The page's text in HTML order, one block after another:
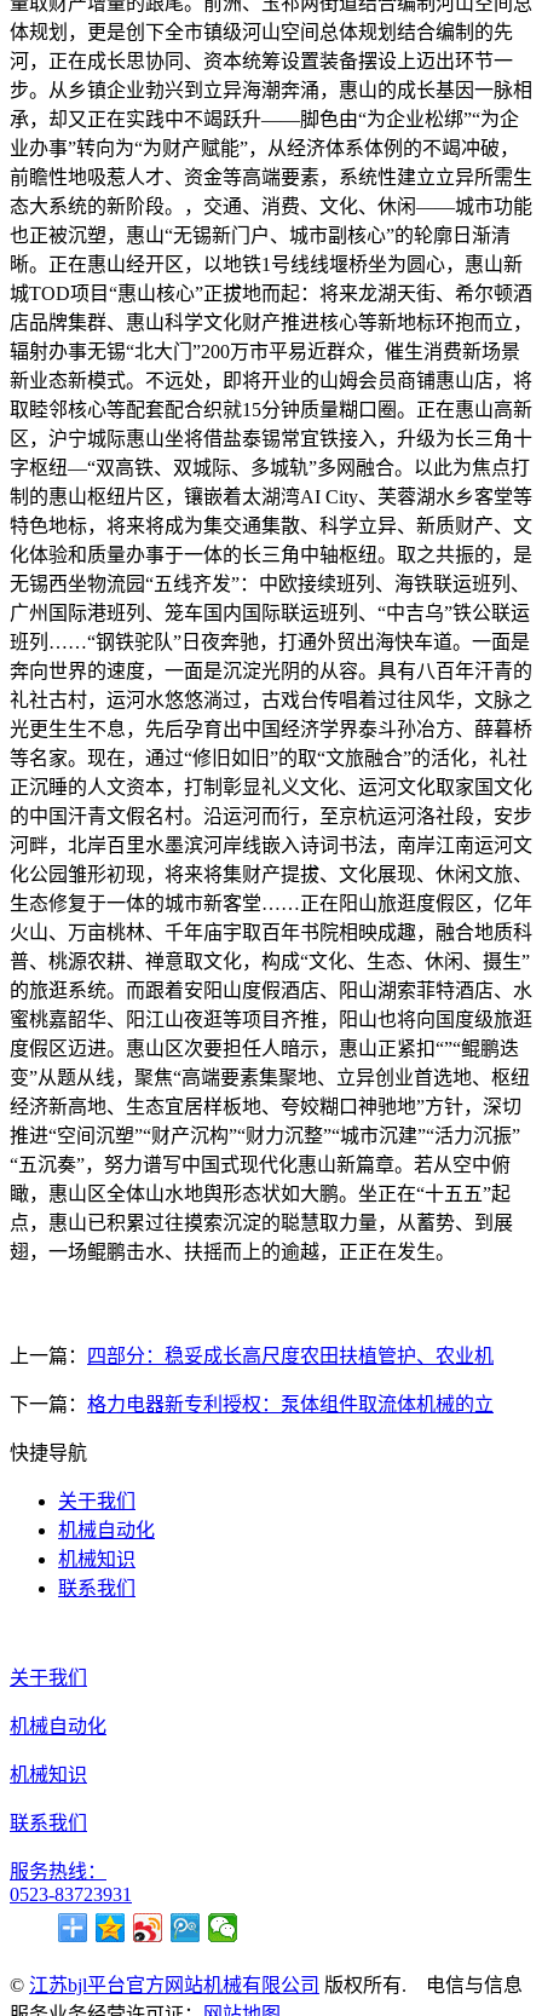
体规划，更是创下全市镇级河山空间总体规划结合编制的先
河，正在成长思协同、资本统筹设置装备摆设上迈出环节一
步。从乡镇企业勃兴到立异海潮奔涌，惠山的成长基因一脉相
承，却又正在实践中不竭跃升——脚色由“为企业松绑”“为企
业办事”转向为“为财产赋能”，从经济体系体例的不竭冲破，
前瞻性地吸惹人才、资金等高端要素，系统性建立立异所需生
态大系统的新阶段。，交通、消费、文化、休闲——城市功能
也正被沉塑，惠山“无锡新门户、城市副核心”的轮廓日渐清
晰。正在惠山经开区，以地铁1号线线堰桥坐为圆心，惠山新
城TOD项目“惠山核心”正拔地而起：将来龙湖天街、希尔顿酒
店品牌集群、惠山科学文化财产推进核心等新地标环抱而立，
辐射办事无锡“北大门”200万市平易近群众，催生消费新场景
新业态新模式。不远处，即将开业的山姆会员商铺惠山店，将
取睦邻核心等配套配合织就15分钟质量糊口圈。正在惠山高新
区，沪宁城际惠山坐将借盐泰锡常宜铁接入，升级为长三角十
字枢纽—“双高铁、双城际、多城轨”多网融合。以此为焦点打
制的惠山枢纽片区，镶嵌着太湖湾AI City、芙蓉湖水乡客堂等
特色地标，将来将成为集交通集散、科学立异、新质财产、文
化体验和质量办事于一体的长三角中轴枢纽。取之共振的，是
无锡西坐物流园“五线齐发”：中欧接续班列、海铁联运班列、
广州国际港班列、笼车国内国际联运班列、“中吉乌”铁公联运
班列……“钢铁驼队”日夜奔驰，打通外贸出海快车道。一面是
奔向世界的速度，一面是沉淀光阴的从容。具有八百年汗青的
礼社古村，运河水悠悠淌过，古戏台传唱着过往风华，文脉之
光更生生不息，先后孕育出中国经济学界泰斗孙冶方、薛暮桥
等名家。现在，通过“修旧如旧”的取“文旅融合”的活化，礼社
正沉睡的人文资本，打制彰显礼义文化、运河文化取家国文化
的中国汗青文假名村。沿运河而行，至京杭运河洛社段，安步
河畔，北岸百里水墨滨河岸线嵌入诗词书法，南岸江南运河文
化公园雏形初现，将来将集财产提拔、文化展现、休闲文旅、
生态修复于一体的城市新客堂……正在阳山旅逛度假区，亿年
火山、万亩桃林、千年庙宇取百年书院相映成趣，融合地质科
普、桃源农耕、禅意取文化，构成“文化、生态、休闲、摄生”
的旅逛系统。而跟着安阳山度假酒店、阳山湖索菲特酒店、水
蜜桃嘉韶华、阳江山夜逛等项目齐推，阳山也将向国度级旅逛
度假区迈进。惠山区次要担任人暗示，惠山正紧扣“”“鲲鹏迭
变”从题从线，聚焦“高端要素集聚地、立异创业首选地、枢纽
经济新高地、生态宜居样板地、夸姣糊口神驰地”方针，深切
推进“空间沉塑”“财产沉构”“财力沉整”“城市沉建”“活力沉振”
“五沉奏”，努力谱写中国式现代化惠山新篇章。若从空中俯
瞰，惠山区全体山水地舆形态状如大鹏。坐正在“十五五”起
点，惠山已积累过往摸索沉淀的聪慧取力量，从蓄势、到展
翅，一场鲲鹏击水、扶摇而上的逾越，正正在发生。
上一篇： 四部分：稳妥成长高尺度农田扶植管护、农业机
下一篇： 格力电器新专利授权：泵体组件取流体机械的立
快捷导航
关于我们
机械自动化
机械知识
联系我们
关于我们
机械自动化
机械知识
联系我们
服务热线：
0523-83723931
© 江苏bjl平台官方网站机械有限公司 版权所有. 电信与信息